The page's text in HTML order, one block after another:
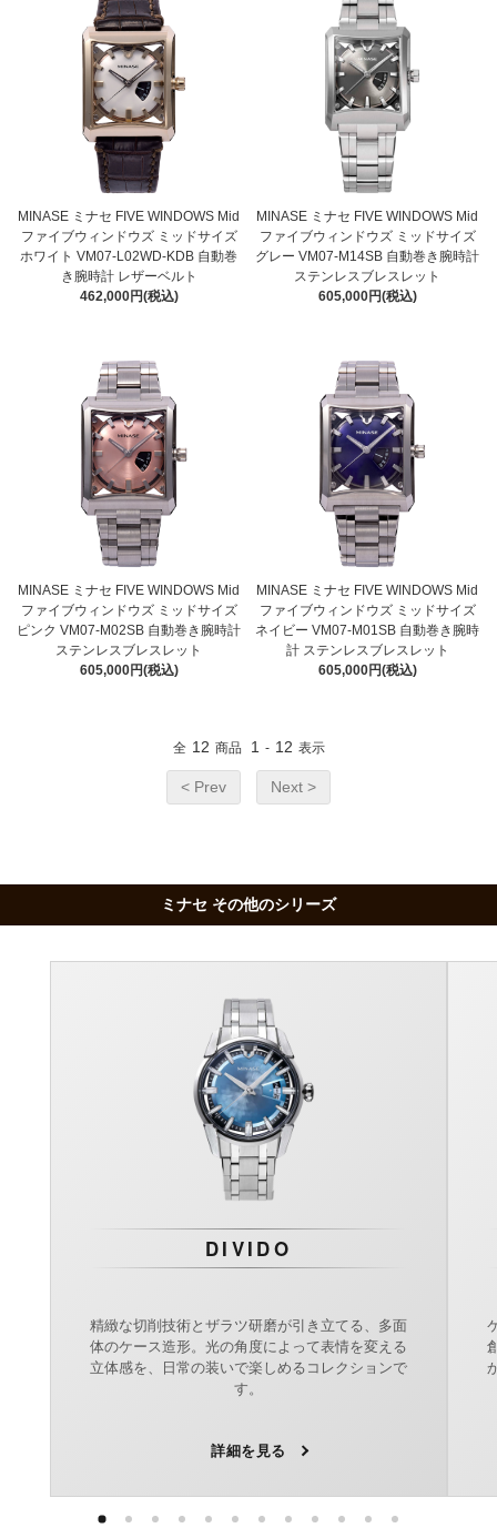
MINASE ミナセ FIVE WINDOWS Mid
ファイブウィンドウズ ミッドサイズ
ホワイト VM07-L02WD-KDB 自動巻
き腕時計 レザーベルト
462,000円(税込)
MINASE ミナセ FIVE WINDOWS Mid
ファイブウィンドウズ ミッドサイズ
グレー VM07-M14SB 自動巻き腕時計
ステンレスブレスレット
605,000円(税込)
MINASE ミナセ FIVE WINDOWS Mid
ファイブウィンドウズ ミッドサイズ
ピンク VM07-M02SB 自動巻き腕時計
ステンレスブレスレット
605,000円(税込)
MINASE ミナセ FIVE WINDOWS Mid
ファイブウィンドウズ ミッドサイズ
ネイビー VM07-M01SB 自動巻き腕時
計 ステンレスブレスレット
605,000円(税込)
全 12 商品 1 - 12 表示
< Prev Next >
ミナセ その他のシリーズ
DIVIDO
精緻な切削技術とザラツ研磨が引き立てる、多面
体のケース造形。光の角度によって表情を変える
立体感を、日常の装いで楽しめるコレクションで
す。
詳細を見る